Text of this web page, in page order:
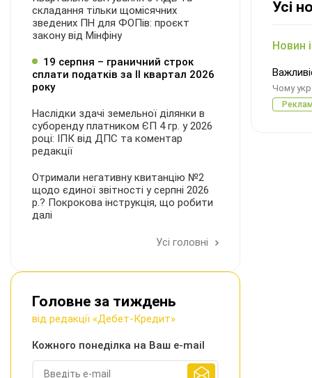
Усі
Новин
Чому
складання тільки щомісячних
зведених ПН для ФОПів: проєкт
закону від Мінфіну
19 серпня – граничний строк
сплати податків за ІI квартал 2026
року
Наслідки здачі земельної ділянки в
суборенду платником ЄП 4 гр. у 2026
році: ІПК від ДПС та коментар
редакції
Отримали негативну квитанцію №2
щодо єдиної звітності у серпні 2026
р.? Покрокова інструкція, що робити
далі
Усі головні
Головне за тиждень
від редакції «Дебет-Кредит»
Кожного понеділка на Ваш e-mail